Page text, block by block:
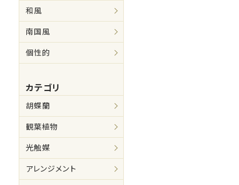
和風
南国風
個性的
カテゴリ
胡蝶蘭
観葉植物
光触媒
アレンジメント